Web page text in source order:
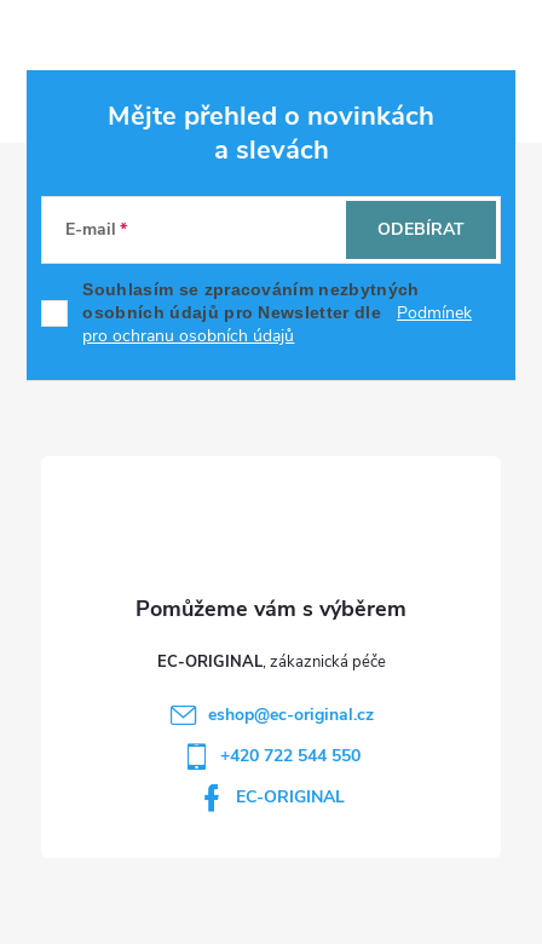
Mějte přehled o novinkách
a slevách
E-mail
Souhlasím se zpracováním nezbytných
osobních údajů pro Newsletter dle
Podmínek
pro ochranu osobních údajů
ODEBÍRAT
EC-ORIGINAL
eshop@ec-original.cz
+420 722 544 550
EC-ORIGINAL